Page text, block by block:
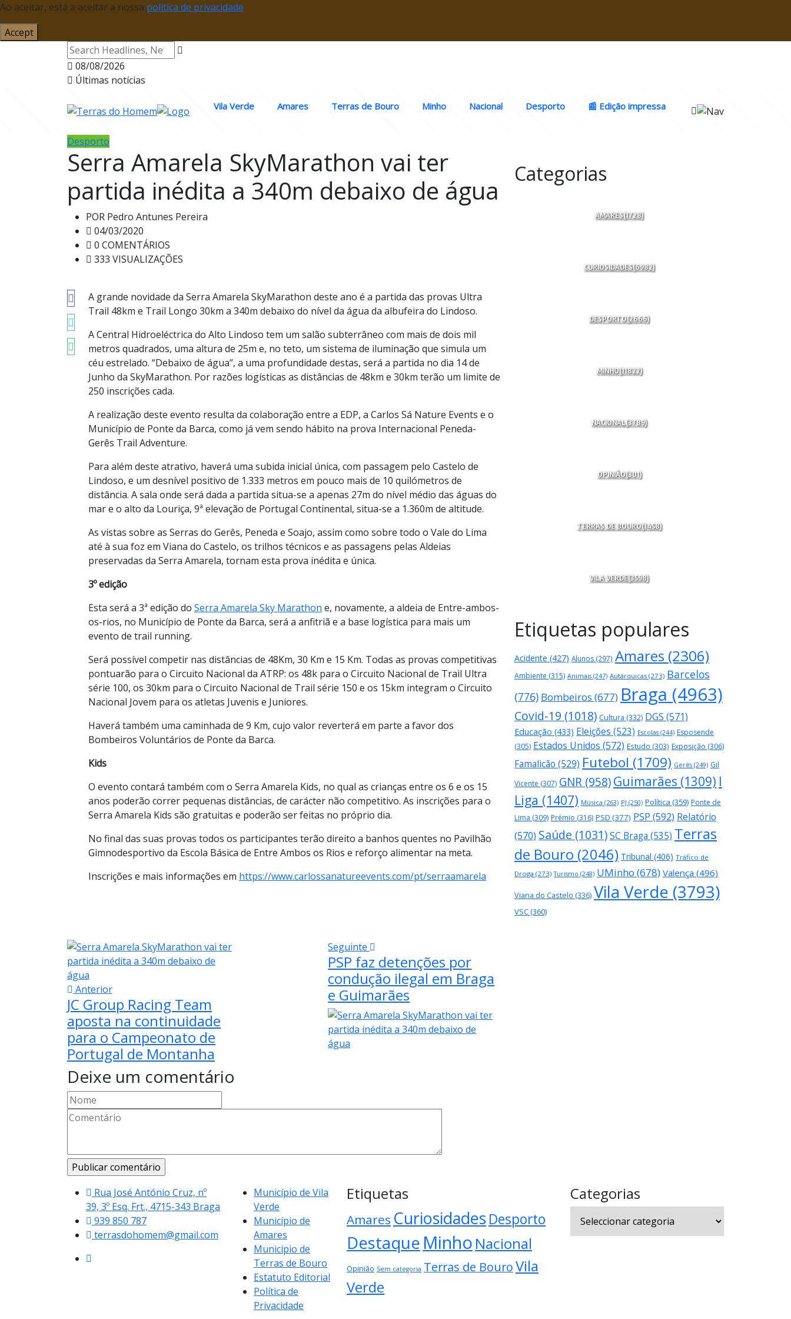
Ao aceitar, está a aceitar a nossa politica de privacidade
Accept
08/08/2026
Últimas notícias
Vila Verde Amares Terras de Bouro Minho Nacional Desporto 📰 Edição impressa
Desporto
Serra Amarela SkyMarathon vai ter
partida inédita a 340m debaixo de água
POR Pedro Antunes Pereira
04/03/2020
0 COMENTÁRIOS
333 VISUALIZAÇÕES
A grande novidade da Serra Amarela SkyMarathon deste ano é a partida das provas Ultra
Trail 48km e Trail Longo 30km a 340m debaixo do nível da água da albufeira do Lindoso.
A Central Hidroeléctrica do Alto Lindoso tem um salão subterrâneo com mais de dois mil
metros quadrados, uma altura de 25m e, no teto, um sistema de iluminação que simula um
céu estrelado. “Debaixo de água”, a uma profundidade destas, será a partida no dia 14 de
Junho da SkyMarathon. Por razões logísticas as distâncias de 48km e 30km terão um limite de
250 inscrições cada.
A realização deste evento resulta da colaboração entre a EDP, a Carlos Sá Nature Events e o
Município de Ponte da Barca, como já vem sendo hábito na prova Internacional Peneda-
Gerês Trail Adventure.
Para além deste atrativo, haverá uma subida inicial única, com passagem pelo Castelo de
Lindoso, e um desnível positivo de 1.333 metros em pouco mais de 10 quilómetros de
distância. A sala onde será dada a partida situa-se a apenas 27m do nível médio das águas do
mar e o alto da Louriça, 9ª elevação de Portugal Continental, situa-se a 1.360m de altitude.
As vistas sobre as Serras do Gerês, Peneda e Soajo, assim como sobre todo o Vale do Lima
até à sua foz em Viana do Castelo, os trilhos técnicos e as passagens pelas Aldeias
preservadas da Serra Amarela, tornam esta prova inédita e única.
3º edição
Esta será a 3ª edição do Serra Amarela Sky Marathon e, novamente, a aldeia de Entre-ambos-
os-rios, no Município de Ponte da Barca, será a anfitriã e a base logística para mais um
evento de trail running.
Será possível competir nas distâncias de 48Km, 30 Km e 15 Km. Todas as provas competitivas
pontuarão para o Circuito Nacional da ATRP: os 48k para o Circuito Nacional de Trail Ultra
série 100, os 30km para o Circuito Nacional de Trail série 150 e os 15km integram o Circuito
Nacional Jovem para os atletas Juvenis e Juniores.
Haverá também uma caminhada de 9 Km, cujo valor reverterá em parte a favor dos
Bombeiros Voluntários de Ponte da Barca.
Kids
O evento contará também com o Serra Amarela Kids, no qual as crianças entre os 6 e os 15
anos poderão correr pequenas distâncias, de carácter não competitivo. As inscrições para o
Serra Amarela Kids são gratuitas e poderão ser feitas no próprio dia.
No final das suas provas todos os participantes terão direito a banhos quentes no Pavilhão
Gimnodesportivo da Escola Básica de Entre Ambos os Rios e reforço alimentar na meta.
Inscrições e mais informações em https://www.carlossanatureevents.com/pt/serraamarela
Anterior
JC Group Racing Team
aposta na continuidade
para o Campeonato de
Portugal de Montanha
Seguinte
PSP faz detenções por
condução ilegal em Braga
e Guimarães
Deixe um comentário
Categorias
AMARES(1728)
CURIOSIDADES(6982)
DESPORTO(2666)
MINHO(11822)
NACIONAL(3789)
OPINIÃO(301)
TERRAS DE BOURO(1458)
VILA VERDE(3598)
Etiquetas populares
Acidente (427) Alunos (297) Amares (2306)
Ambiente (315) Animais (247) Autárquicas (273) Barcelos
(776) Bombeiros (677) Braga (4963)
Covid-19 (1018) Cultura (332) DGS (571)
Educação (433) Eleições (523) Escolas (244) Esposende
(305) Estados Unidos (572) Estudo (303) Exposição (306)
Famalicão (529) Futebol (1709) Gerês (249) Gil
Vicente (307) GNR (958)Guimarães (1309) I
Liga (1407) Música (263) PJ (250) Política (359) Ponte de
Lima (309) Prémio (316) PSD (377) PSP (592) Relatório
(570) Saúde (1031)SC Braga (535) Terras
de Bouro (2046) Tribunal (406) Tráfico de
Droga (273) Turismo (248) UMinho (678) Valença (496)
Viana do Castelo (336) Vila Verde (3793)
VSC(360)
Rua José António Cruz, nº
39, 3º Esq. Frt., 4715-343 Braga
939 850 787
terrasdohomem@gmail.com
Município de Vila
Verde
Município de
Amares
Município de
Terras de Bouro
Estatuto Editorial
Política de
Privacidade
Etiquetas
Amares CuriosidadesDesporto
Destaque Minho Nacional
Opinião Sem categoria Terras de BouroVila
Verde
Categorias